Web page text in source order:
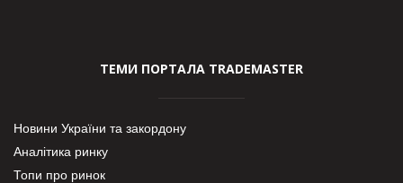
ТЕМИ ПОРТАЛА TRADEMASTER
Новини України та закордону
Аналітика ринку
Топи про ринок